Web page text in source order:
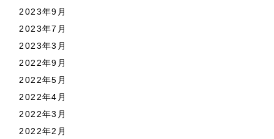
2023年9月
2023年7月
2023年3月
2022年9月
2022年5月
2022年4月
2022年3月
2022年2月